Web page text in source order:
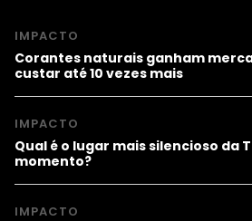
IMPACTO
Corantes naturais ganham
custar até 10 vezes mais
IMPACTO
Qual é o lugar mais silencioso da
momento?
IMPACTO